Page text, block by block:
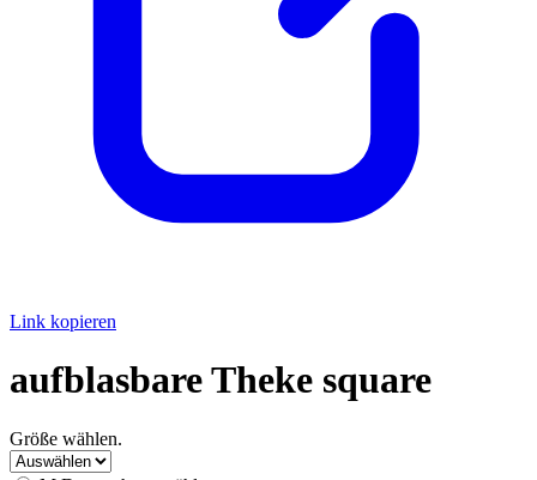
Link kopieren
aufblasbare Theke square
Größe wählen.